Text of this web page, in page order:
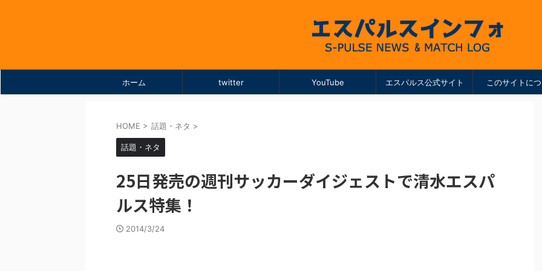
ホーム twitter YouTube エスパルス公式サイト このサイトに
HOME > 話題・ネタ >
話題・ネタ
25日発売の週刊サッカーダイジェストで清水エスパ
ルス特集！
2014/3/24